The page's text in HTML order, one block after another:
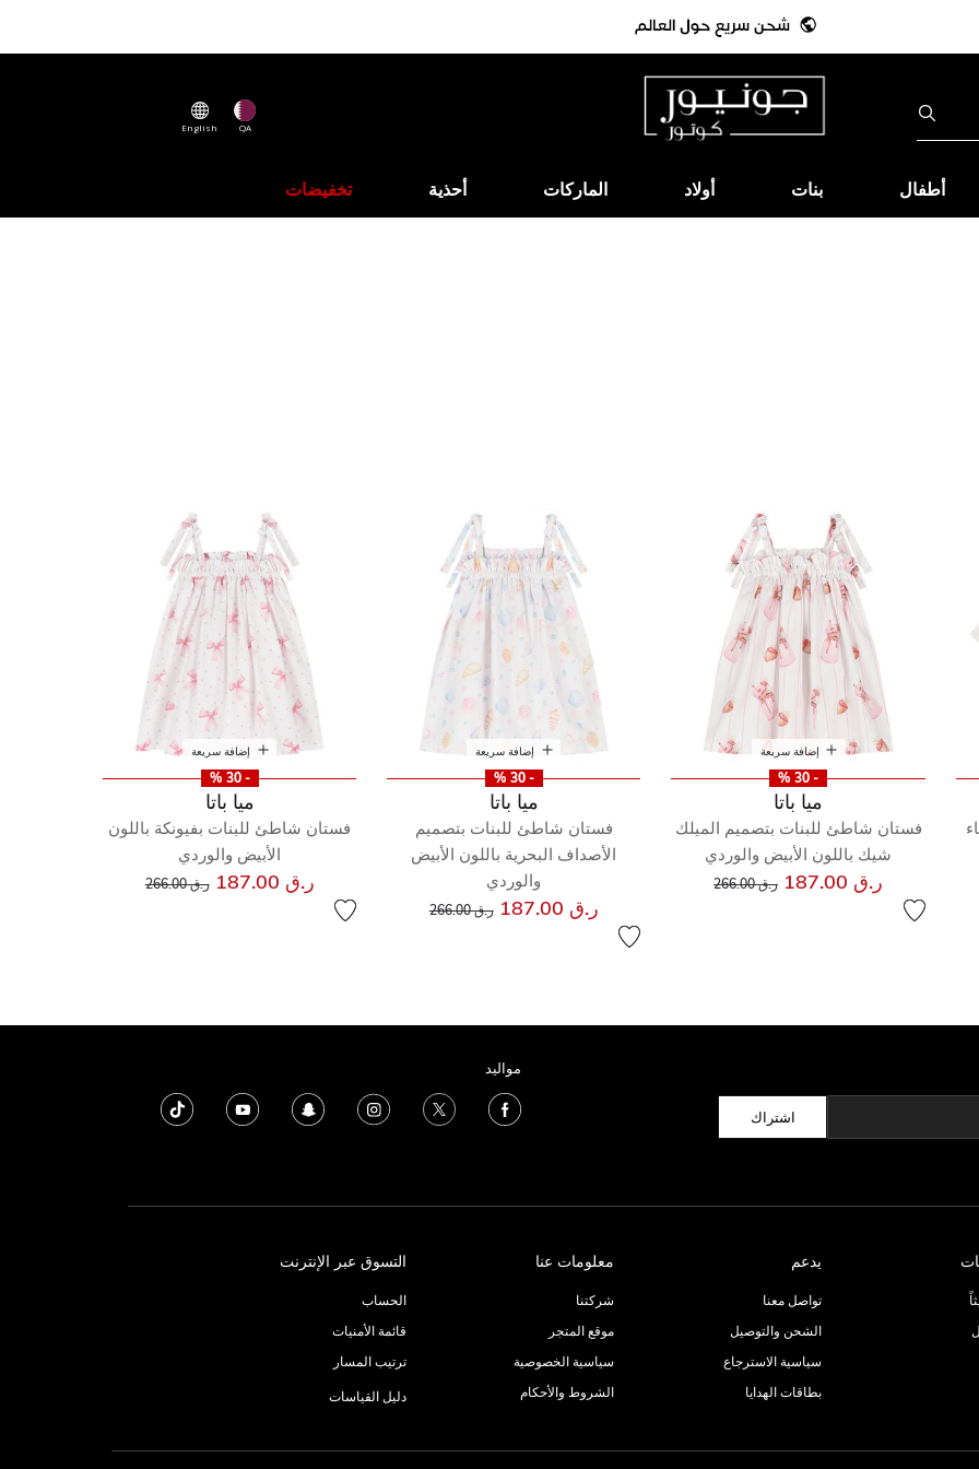
QA
English
أطفال بنات أولاد الماركات أحذية تخفيضات
إضافة سريعة
- 30 %
ميا باتا
فستان شاطئ للبنات بتصميم الميلك
شيك باللون الأبيض والوردي
ر.ق 187.00 سعر مخفض من
ر.ق 266.00 إلى
إضافة سريعة
- 30 %
ميا باتا
فستان شاطئ للبنات بتصميم
الأصداف البحرية باللون الأبيض
والوردي
ر.ق 187.00 سعر مخفض من
ر.ق 266.00 إلى
إضافة سريعة
- 30 %
ميا باتا
فستان شاطئ للبنات بفيونكة باللون
الأبيض والوردي
ر.ق 187.00 سعر مخفض من
ر.ق 266.00 إلى
اشتراك
مواليد
يدعم
تواصل معنا
الشحن والتوصيل
سياسية الاسترجاع
بطاقات الهدايا
معلومات عنا
شركتنا
موقع المتجر
سياسية الخصوصية
الشروط والأحكام
التسوق عبر الإنترنت
الحساب
قائمة الأمنيات
ترتيب المسار
دليل القياسات